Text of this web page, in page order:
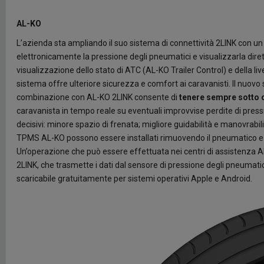
AL-KO
L’azienda sta ampliando il suo sistema di connettività 2LINK con
elettronicamente la pressione degli pneumatici e visualizzarla
visualizzazione dello stato di ATC (AL-KO Trailer Control) e della
sistema offre ulteriore sicurezza e comfort ai caravanisti. Il
combinazione con AL-KO 2LINK consente di tenere sempre sotto
caravanista in tempo reale su eventuali improvvise perdite di
decisivi: minore spazio di frenata; migliore guidabilità e
TPMS AL-KO possono essere installati rimuovendo il
Un’operazione che può essere effettuata nei centri di assistenza
2LINK, che trasmette i dati dal sensore di pressione degli
scaricabile gratuitamente per sistemi operativi Apple e Android.